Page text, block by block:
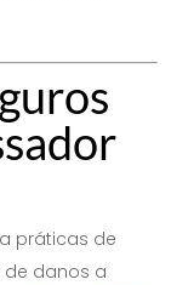
práticas de
de danos a